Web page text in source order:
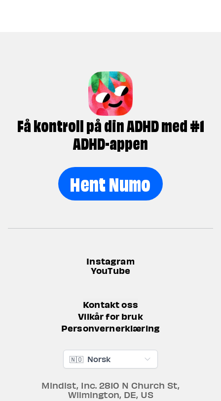
Få kontroll på din ADHD med #1
ADHD-appen
Hent Numo
Instagram
YouTube
Kontakt oss
Vilkår for bruk
Personvernerklæring
🇳🇴 Norsk
Mindist, Inc. 2810 N Church St,
Wilmington, DE, US